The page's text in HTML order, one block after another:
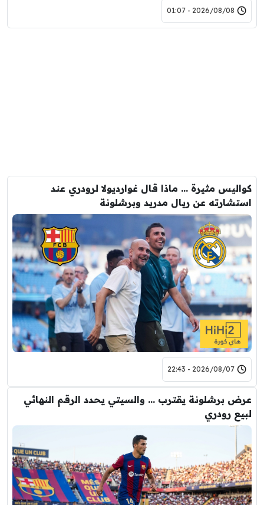
2026/08/08 - 01:07
كواليس مثيرة … ماذا قال غوارديولا لرودري عند
استشارته عن ريال مدريد وبرشلونة
2026/08/07 - 22:43
عرض برشلونة يقترب … والسيتي يحدد الرقم النهائي
لبيع رودري